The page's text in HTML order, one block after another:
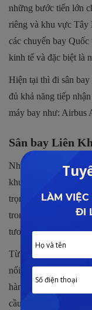
những bước tiến lớn
riêng và khu vực Tây
các chuyến bay
kinh tế và đặc biệt là
Hiện tại thì đi sân
đủ khả năng tiếp
máy bay như: Airbus
Sân bay Liên
Nhìn thấy tầm quan
khu vực Tây Nguyên.
trọng đầu tư vào
trong những yếu tố
tương lai.
Từ khi được xây dựng
nối giao thông hàng
hành khách không
cầu đi lại và vận